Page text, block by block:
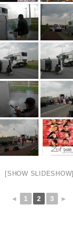
[SHOW SLIDESHOW]
◄ 1 2 3 ►